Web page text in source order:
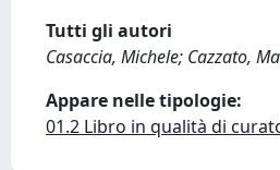
Tutti gli autori
Casaccia, Michele; Cazzato,
Appare nelle tipologie:
01.2 Libro in qualità di